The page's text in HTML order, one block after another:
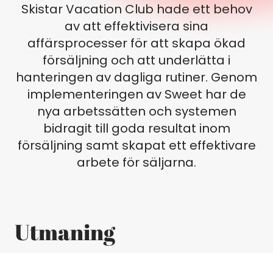
Skistar Vacation Club hade ett behov
av att effektivisera sina
affärsprocesser för att skapa ökad
försäljning och att underlätta i
hanteringen av dagliga rutiner. Genom
implementeringen av Sweet har de
nya arbetssätten och systemen
bidragit till goda resultat inom
försäljning samt skapat ett effektivare
arbete för säljarna.
Utmaning